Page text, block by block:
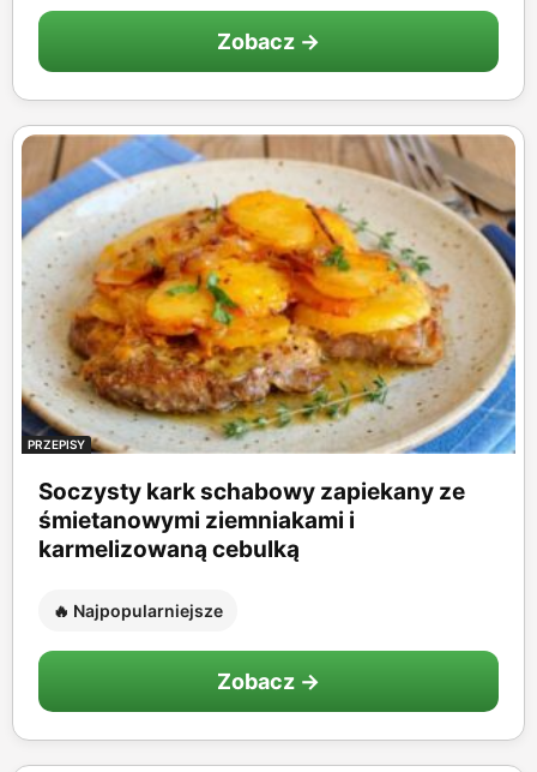
Zobacz →
PRZEPISY
Soczysty kark schabowy zapiekany ze
śmietanowymi ziemniakami i
karmelizowaną cebulką
🔥 Najpopularniejsze
Zobacz →